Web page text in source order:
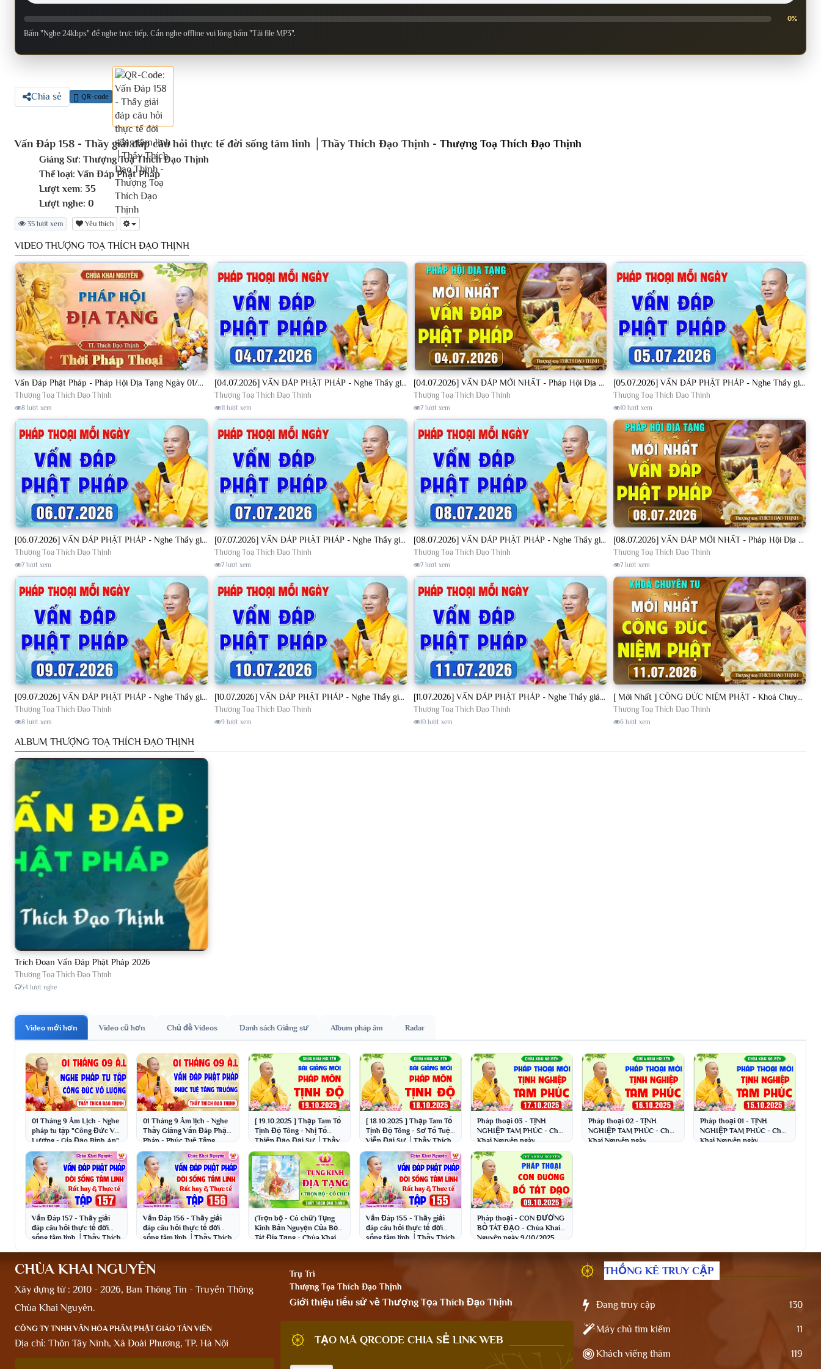
0%
Bấm "Nghe 24kbps" để nghe trực tiếp. Cần nghe offline vui lòng bấm "Tải file MP3".
Chia sẻ QR-code
Vấn Đáp 158 - Thầy giải đáp câu hỏi thực tế đời sống tâm linh │Thầy Thích Đạo Thịnh - Thượng Toạ Thích Đạo Thịnh
Giảng Sư: Thượng Toạ Thích Đạo Thịnh
Thể loại: Vấn Đáp Phật Pháp
Lượt xem: 35
Lượt nghe: 0
35 lượt xem Yêu thích
VIDEO THƯỢNG TOẠ THÍCH ĐẠO THỊNH
Vấn Đáp Phật Pháp - Pháp Hội Địa Tạng Ngày 01/08/2026│TT. Thích Đạo Thịnh
Thượng Toạ Thích Đạo Thịnh
8 lượt xem
[04.07.2026] VẤN ĐÁP PHẬT PHÁP - Nghe Thầy giảng Pháp mỗi ngày CÔNG ĐỨC VÔ LƯỢNG│TT. Thích Đạo Thịnh
Thượng Toạ Thích Đạo Thịnh
11 lượt xem
[04.07.2026] VẤN ĐÁP MỚI NHẤT - Pháp Hội Địa Tạng Chùa Khai Nguyên | TT. Thích Đạo Thịnh
Thượng Toạ Thích Đạo Thịnh
7 lượt xem
[05.07.2026] VẤN ĐÁP PHẬT PHÁP - Nghe Thầy giảng Pháp mỗi ngày CÔNG ĐỨC VÔ LƯỢNG│TT. Thích Đạo Thịnh
Thượng Toạ Thích Đạo Thịnh
10 lượt xem
[06.07.2026] VẤN ĐÁP PHẬT PHÁP - Nghe Thầy giảng Pháp mỗi ngày CÔNG ĐỨC VÔ LƯỢNG│TT. Thích Đạo Thịnh
Thượng Toạ Thích Đạo Thịnh
7 lượt xem
[07.07.2026] VẤN ĐÁP PHẬT PHÁP - Nghe Thầy giảng Pháp mỗi ngày CÔNG ĐỨC VÔ LƯỢNG│TT. Thích Đạo Thịnh
Thượng Toạ Thích Đạo Thịnh
7 lượt xem
[08.07.2026] VẤN ĐÁP PHẬT PHÁP - Nghe Thầy giảng Pháp mỗi ngày CÔNG ĐỨC VÔ LƯỢNG│TT. Thích Đạo Thịnh
Thượng Toạ Thích Đạo Thịnh
7 lượt xem
[08.07.2026] VẤN ĐÁP MỚI NHẤT - Pháp Hội Địa Tạng Chùa Khai Nguyên | TT. Thích Đạo Thịnh
Thượng Toạ Thích Đạo Thịnh
7 lượt xem
[09.07.2026] VẤN ĐÁP PHẬT PHÁP - Nghe Thầy giảng Pháp mỗi ngày CÔNG ĐỨC VÔ LƯỢNG│TT. Thích Đạo Thịnh
Thượng Toạ Thích Đạo Thịnh
8 lượt xem
[10.07.2026] VẤN ĐÁP PHẬT PHÁP - Nghe Thầy giảng Pháp mỗi ngày CÔNG ĐỨC VÔ LƯỢNG│TT. Thích Đạo Thịnh
Thượng Toạ Thích Đạo Thịnh
9 lượt xem
[11.07.2026] VẤN ĐÁP PHẬT PHÁP - Nghe Thầy giảng Pháp mỗi ngày CÔNG ĐỨC VÔ LƯỢNG│TT. Thích Đạo Thịnh
Thượng Toạ Thích Đạo Thịnh
10 lượt xem
[ Mới Nhất ] CÔNG ĐỨC NIỆM PHẬT - Khoá Chuyên Tu Chùa Khai Nguyên 11/07/2026 | TT. Thích Đạo Thịnh
Thượng Toạ Thích Đạo Thịnh
6 lượt xem
ALBUM THƯỢNG TOẠ THÍCH ĐẠO THỊNH
Trích Đoạn Vấn Đáp Phật Pháp 2026
Thượng Toạ Thích Đạo Thịnh
54 lượt nghe
Video mới hơn Video cũ hơn Chủ đề Videos Danh sách Giảng sư Album pháp âm Radar
01 Tháng 9 Âm Lịch - Nghe
pháp tu tập "Công Đức Vô
Lượng - Gia Đạo Bình An"
│Thầy Thích Đạo Thịnh
01 Tháng 9 Âm lịch - Nghe
Thầy Giảng Vấn Đáp Phật
Pháp - Phúc Tuệ Tăng
Trưởng │Thầy Thích Đạo
Thịnh
[ 19.10.2025 ] Thập Tam Tổ
Tịnh Độ Tông - Nhị Tổ
Thiện Đạo Đại Sư │Thầy
Thích Đạo Thịnh
[ 18.10.2025 ] Thập Tam Tổ
Tịnh Độ Tông - Sơ Tổ Tuệ
Viễn Đại Sư │Thầy Thích
Đạo Thịnh
Pháp thoại 03 - TỊNH
NGHIỆP TAM PHÚC - Chùa
Khai Nguyên ngày
17.10.2025 │Thầy Thích
Đạo Thịnh
Pháp thoại 02 - TỊNH
NGHIỆP TAM PHÚC - Chùa
Khai Nguyên ngày
Pháp thoại 01 - TỊNH
NGHIỆP TAM PHÚC - Chùa
Khai Nguyên ngày
Vấn Đáp 157 - Thầy giải
đáp câu hỏi thực tế đời
sống tâm linh │Thầy Thích
Vấn Đáp 156 - Thầy giải
đáp câu hỏi thực tế đời
sống tâm linh │Thầy Thích
(Trọn bộ - Có chữ) Tụng
Kinh Bản Nguyện Của Bồ
Tát Địa Tạng - Chùa Khai
Vấn Đáp 155 - Thầy giải
đáp câu hỏi thực tế đời
sống tâm linh │Thầy Thích
Pháp thoại - CON ĐƯỜNG
BỒ TÁT ĐẠO - Chùa Khai
Nguyên ngày 9/10/2025
CHÙA KHAI NGUYÊN
Xây dựng từ : 2010 - 2026, Ban Thông Tin - Truyền Thông
Chùa Khai Nguyên.
CÔNG TY TNHH VĂN HÓA PHẨM PHẬT GIÁO TẢN VIÊN
Địa chỉ: Thôn Tây Ninh, Xã Đoài Phương, TP. Hà Nội
Trụ Trì
Thượng Tọa Thích Đạo Thịnh
Giới thiệu tiểu sử về Thượng Tọa Thích Đạo Thịnh
TẠO MÃ QRCODE CHIA SẺ LINK WEB
THỐNG KÊ TRUY CẬP
Đang truy cập 130
Máy chủ tìm kiếm 11
Khách viếng thăm 119